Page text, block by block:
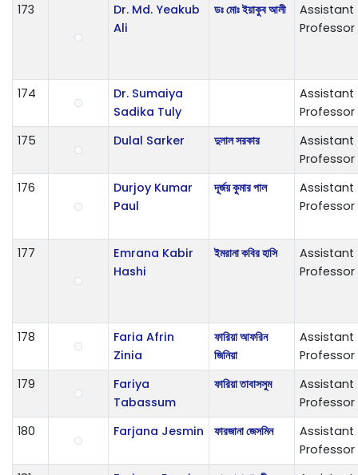
173
Dr. Md. Yeakub
Ali
ডঃ মোঃ ইয়াকুব আলী
Assistant
Professor
174
Dr. Sumaiya
Sadika Tuly
Assistant
Professor
175
Dulal Sarker দুলাল সরকার
Assistant
Professor
176
Durjoy Kumar
Paul
দূর্জয় কুমার পাল
Assistant
Professor
177
Emrana Kabir
Hashi
ইমরানা কবির হাসি
Assistant
Professor
178
Faria Afrin
Zinia
ফারিয়া আফরিন
জিনিয়া
Assistant
Professor
179
Fariya
Tabassum
ফারিয়া তাবাসসুম
Assistant
Professor
180
Farjana Jesmin ফারজানা জেসমিন
Assistant
Professor